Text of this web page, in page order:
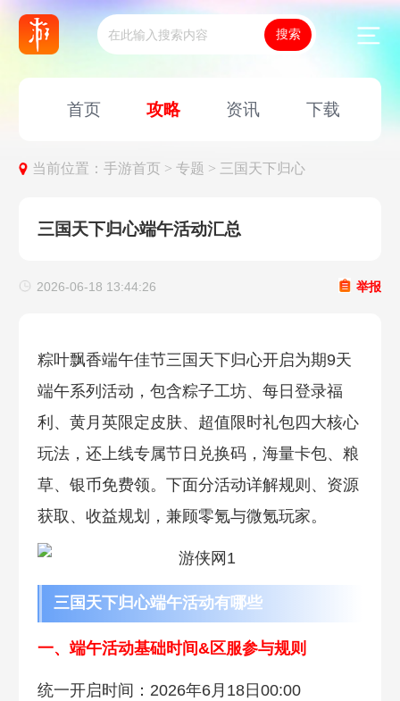
首页 攻略 资讯 下载
当前位置：手游首页 >专题 > 三国天下归心
三国天下归心端午活动汇总
2026-06-18 13:44:26 举报
粽叶飘香端午佳节三国天下归心开启为期9天
端午系列活动，包含粽子工坊、每日登录福
利、黄月英限定皮肤、超值限时礼包四大核心
玩法，还上线专属节日兑换码，海量卡包、粮
草、银币免费领。下面分活动详解规则、资源
获取、收益规划，兼顾零氪与微氪玩家。
三国天下归心端午活动有哪些
一、端午活动基础时间&区服参与规则
统一开启时间：2026年6月18日00:00